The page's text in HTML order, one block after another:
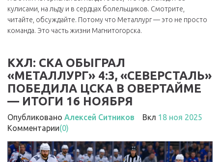
кулисами, на льду и в сердцах болельщиков. Смотрите,
читайте, обсуждайте. Потому что Металлург — это не просто
команда. Это часть жизни Магнитогорска.
КХЛ: СКА ОБЫГРАЛ
«МЕТАЛЛУРГ» 4:3, «СЕВЕРСТАЛЬ»
ПОБЕДИЛА ЦСКА В ОВЕРТАЙМЕ
— ИТОГИ 16 НОЯБРЯ
Опубликовано Алексей Ситников Вкл 18 ноя 2025
Комментарии(0)